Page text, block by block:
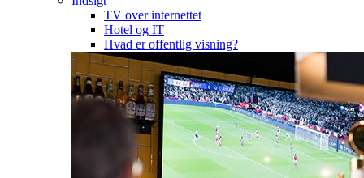
TV over internettet
Hotel og IT
Hvad er offentlig visning?